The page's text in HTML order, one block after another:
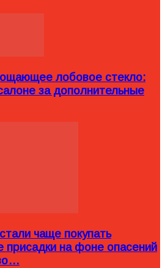
лобовое стекло:
за дополнительные
чаще покупать
присадки на фоне опасений